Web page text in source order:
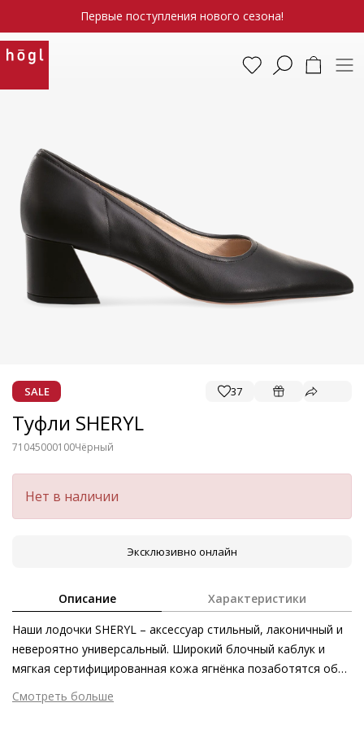
Первые поступления нового сезона!
SALE 37
Туфли SHERYL
71045000100Чёрный
Нет в наличии
Эксклюзивно онлайн
Описание Характеристики
Наши лодочки SHERYL – аксессуар стильный, лаконичный и
невероятно универсальный. Широкий блочный каблук и
мягкая сертифицированная кожа ягнёнка позаботятся об
уверенности в каждом шаге – лодочки будут надёжным
спутником в течение всего дня. Модель одинаково
Смотреть больше